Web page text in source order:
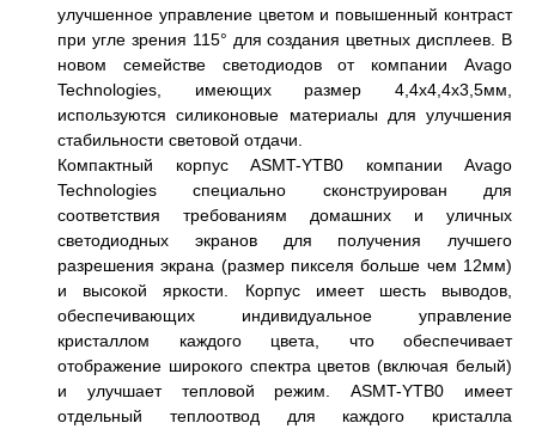
улучшенное управление цветом и повышенный контраст
при угле зрения 115° для создания цветных дисплеев. В
новом семействе светодиодов от компании Avago
Technologies, имеющих размер 4,4x4,4x3,5мм,
используются силиконовые материалы для улучшения
стабильности световой отдачи.
Компактный корпус ASMT-YTB0 компании Avago
Technologies специально сконструирован для
соответствия требованиям домашних и уличных
светодиодных экранов для получения лучшего
разрешения экрана (размер пикселя больше чем 12мм)
и высокой яркости. Корпус имеет шесть выводов,
обеспечивающих индивидуальное управление
кристаллом каждого цвета, что обеспечивает
отображение широкого спектра цветов (включая белый)
и улучшает тепловой режим. ASMT-YTB0 имеет
отдельный теплоотвод для каждого кристалла